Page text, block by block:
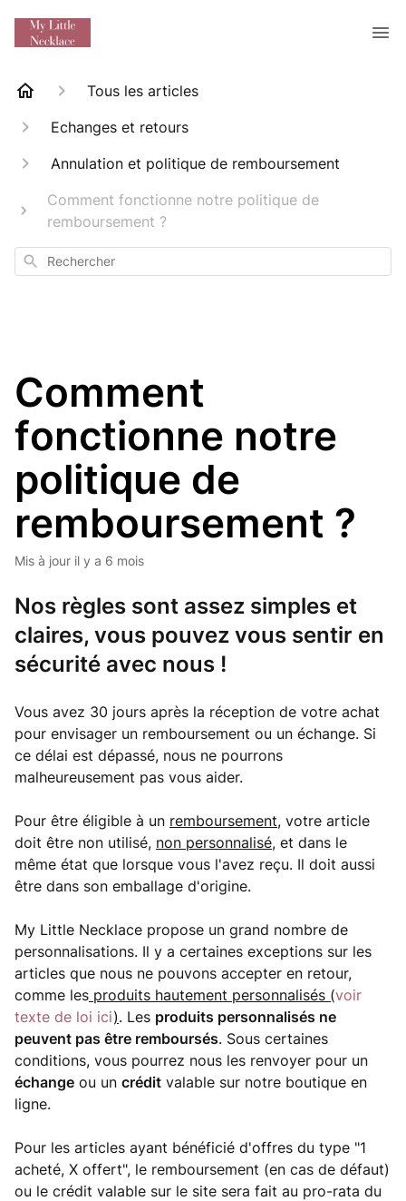
Tous les articles
Echanges et retours
Annulation et politique de remboursement
Comment fonctionne notre politique de
remboursement ?
Rechercher
Comment
fonctionne notre
politique de
remboursement ?
Mis à jour il y a 6 mois
Nos règles sont assez simples et
claires, vous pouvez vous sentir en
sécurité avec nous !
Vous avez 30 jours après la réception de votre achat
pour envisager un remboursement ou un échange. Si
ce délai est dépassé, nous ne pourrons
malheureusement pas vous aider.
Pour être éligible à un remboursement, votre article
doit être non utilisé, non personnalisé, et dans le
même état que lorsque vous l'avez reçu. Il doit aussi
être dans son emballage d'origine.
My Little Necklace propose un grand nombre de
personnalisations. Il y a certaines exceptions sur les
articles que nous ne pouvons accepter en retour,
comme les produits hautement personnalisés (voir
texte de loi ici). Les produits personnalisés ne
peuvent pas être remboursés. Sous certaines
conditions, vous pourrez nous les renvoyer pour un
échange ou un crédit valable sur notre boutique en
ligne.
Pour les articles ayant bénéficié d'offres du type "1
acheté, X offert", le remboursement (en cas de défaut)
ou le crédit valable sur le site sera fait au pro-rata du